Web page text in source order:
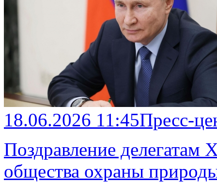
18.06.2026 11:45Пресс-
Поздравление делегатам
общества охраны